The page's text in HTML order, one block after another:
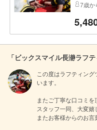
7歳か
「ビックスマイル長瀞ラフ
この度はラフティン
います。
またご丁寧な口コミを
スタッフ一同、大変嬉
またお客様からのお言